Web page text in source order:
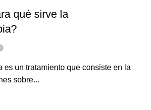
qué sirve la
es un tratamiento que consiste en la
sobre...